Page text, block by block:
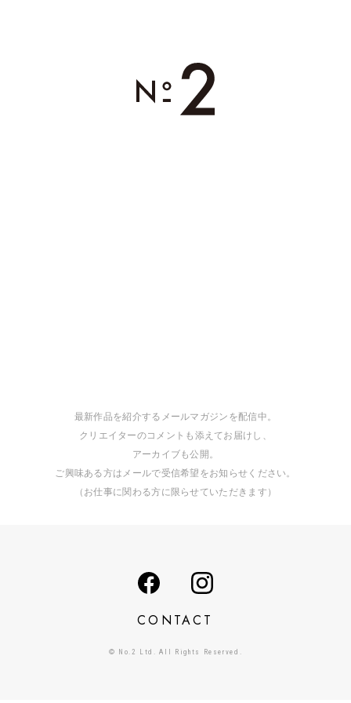
最新作品を紹介するメールマガジンを配信中。
クリエイターのコメントも添えてお届けし、
アーカイブも公開。
ご興味ある方はメールで受信希望をお知らせください。
（お仕事に関わる方に限らせていただきます）
CONTACT
© No.2 Ltd. All Rights Reserved.